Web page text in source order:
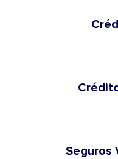
Seguros